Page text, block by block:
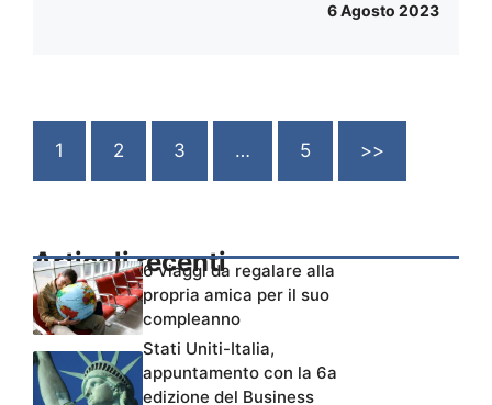
6 Agosto 2023
1 2 3 … 5 >>
Articoli recenti6 viaggi da regalare alla
propria amica per il suo
compleanno
Stati Uniti-Italia,
appuntamento con la 6a
edizione del Business